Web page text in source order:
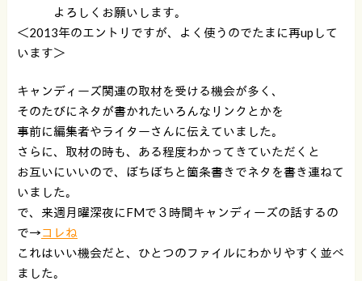
よろしくお願いします。
＜2013年のエントリですが、よく使うのでたまに再upして
います＞
キャンディーズ関連の取材を受ける機会が多く、
そのたびにネタが書かれたいろんなリンクとかを
事前に編集者やライターさんに伝えていました。
さらに、取材の時も、ある程度わかってきていただくと
お互いにいいので、ぼちぼちと箇条書きでネタを書き連ねて
いました。
で、来週月曜深夜にFMで３時間キャンディーズの話するの
で→コレね
これはいい機会だと、ひとつのファイルにわかりやすく並べ
ました。